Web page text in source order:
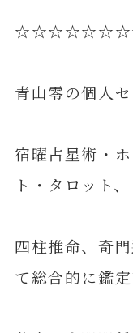
青山零の個人
宿曜占星術・
ト・タロット、
四柱推命、奇
て総合的に鑑定